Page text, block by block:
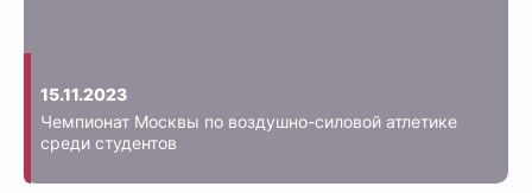
15.11.2023
Чемпионат Москвы по воздушно-силовой атлетике
среди студентов